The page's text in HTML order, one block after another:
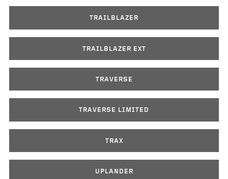
TRAILBLAZER
TRAILBLAZER EXT
TRAVERSE
TRAVERSE LIMITED
TRAX
UPLANDER